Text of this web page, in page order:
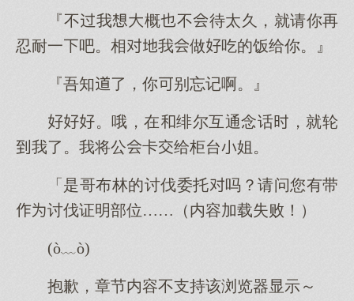
『不我概不待太久，就请你再
忍耐一吧。相我做吃的饭给你。』
『吾知了，你别忘记啊。』
。哦，在绯尔互通念话，就轮
我了。我将公卡给柜台姐。
「是哥布林的讨伐委托吗？请问您有带
讨伐证明部位……（内容加载失败！）
(ò﹏ò)
抱歉，章节内容不支持该浏览器显示～